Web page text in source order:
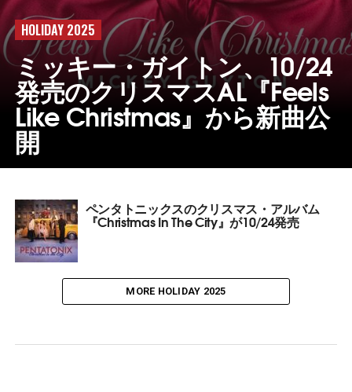
HOLIDAY 2025
ミッキー・ガイトン、10/24
発売のクリスマスAL『Feels
Like Christmas』から新曲公
開
ペンタトニックスのクリスマス・アルバム
『Christmas In The City』が10/24発売
MORE HOLIDAY 2025